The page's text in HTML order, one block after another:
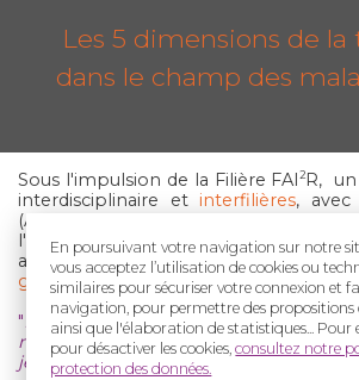
En poursuivant votre navigation sur notre
vous acceptez l’utilisation de cookies ou
similaires pour sécuriser votre connexion et
navigation, pour permettre des propositions
ainsi que l'élaboration de statistiques... Pour
pour désactiver les cookies,consultez notre
protection des données.
Les 5 dimensions de la
dans le champ des
Sous l'impulsion de la Filière FAI2 R,
interdisciplinaire etinterfilières, avec
(Association Française pour le
l'Éducation Thérapeutique) et la
adolescents et jeunes adultes, a
guide:
"Les 5 dimensions de la Transition
maladies rares. Comment aider les
jeunes adultes à développer leur